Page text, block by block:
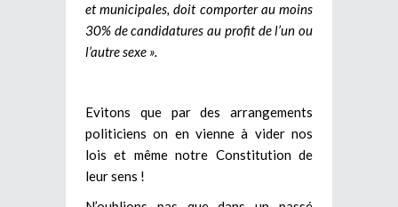
et municipales, doit comporter au moins
30% de candidatures au profit de l’un ou
l’autre sexe ».
Evitons que par des arrangements
politiciens on en vienne à vider nos
lois et même notre Constitution de
leur sens !